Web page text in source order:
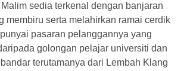
sedia terkenal dengan banjaran
membiru serta melahirkan ramai cerdik
pasaran pelanggannya yang
golongan pelajar universiti dan
terutamanya dari Lembah Klang